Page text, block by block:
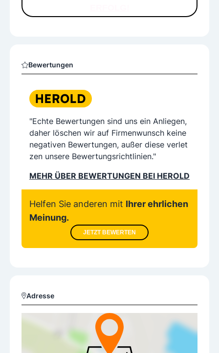
Bewertungen
"Echte Bewertungen sind uns ein Anliegen,
daher löschen wir auf Firmenwunsch keine
negativen Bewertungen, außer diese verlet
zen unsere Bewertungsrichtlinien."
MEHR ÜBER BEWERTUNGEN BEI HEROLD
Helfen Sie anderen mit Ihrer ehrlichen
Meinung.
JETZT BEWERTEN
Adresse